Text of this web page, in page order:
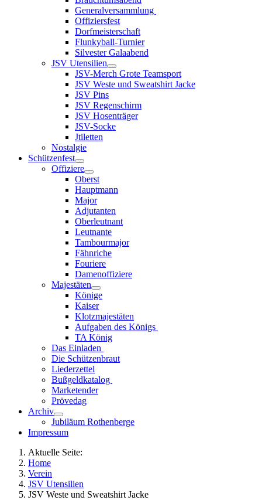
Generalversammlung
Offiziersfest
Dorfmeisterschaft
Flunkyball-Turnier
Silvester Galaabend
JSV Utensilien
JSV-Merch Grote Teamsport
JSV Weste und Sweatshirt Jacke
JSV Pins
JSV Regenschirm
JSV Hosenträger
JSV-Socke
Jtiletten
Nostalgie
Schützenfest
Offiziere
Oberst
Hauptmann
Major
Adjutanten
Oberleutnant
Leutnante
Tambourmajor
Fähnriche
Fouriere
Damenoffiziere
Majestäten
Könige
Kaiser
Klotzmajestäten
Aufgaben des Königs
TA König
Das Einladen
Die Schützenbraut
Liederzettel
Bußgeldkatalog
Marketender
Prövedag
Archiv
Jubiläum Rothenberge
Impressum
Aktuelle Seite:
Home
Verein
JSV Utensilien
JSV Weste und Sweatshirt Jacke